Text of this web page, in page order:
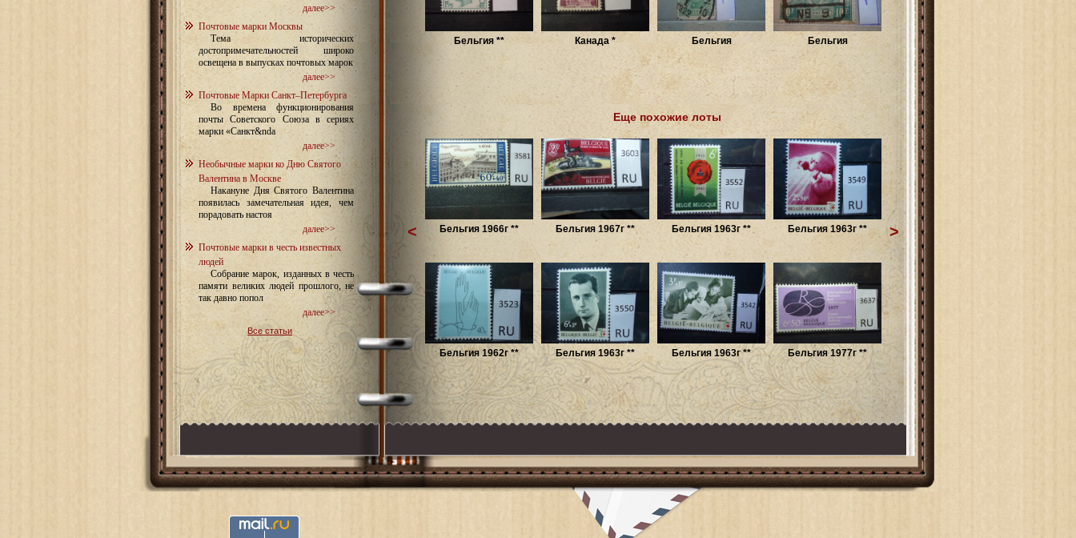
далее>>
Почтовые марки Москвы
Тема исторических
достопримечательностей широко
освещена в выпусках почтовых марок
далее>>
Почтовые Марки Санкт–Петербурга
Во времена функционирования
почты Советского Союза в сериях
марки «Санкт&nda
далее>>
Необычные марки ко Дню Святого
Валентина в Москве
Накануне Дня Святого Валентина
появилась замечательная идея, чем
порадовать настоя
далее>>
Почтовые марки в честь известных
людей
Собрание марок, изданных в честь
памяти великих людей прошлого, не
так давно попол
далее>>
Все статьи
Бельгия ** Канада * Бельгия Бельгия
Еще похожие лоты
Бельгия 1966г ** Бельгия 1967г ** Бельгия 1963г ** Бельгия 1963г **
Бельгия 1962г ** Бельгия 1963г ** Бельгия 1963г ** Бельгия 1977г **
< >